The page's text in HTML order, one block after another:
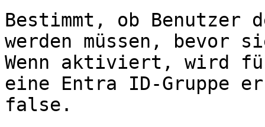
Bestimmt, ob Benutzer
werden müssen, bevor
Wenn aktiviert, wird
eine Entra ID-Gruppe
false.